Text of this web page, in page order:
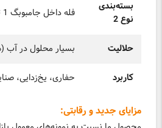
بسته‌بندی
نوع 2
فله داخل جامبوبگ 1 تنی (Big Bag)
حلالیت بسیار محلول در آب
کاربرد حفاری، یخ‌زدایی،
مزایای جدید و رقابتی: